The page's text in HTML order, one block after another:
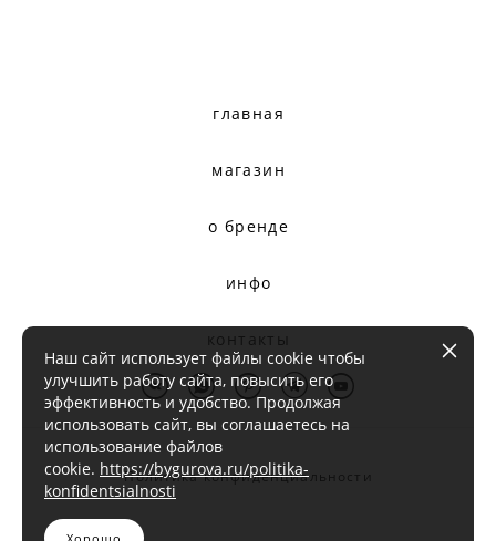
главная
магазин
о бренде
инфо
контакты
Политика конфиденциальности
Наш сайт использует файлы cookie чтобы
улучшить работу сайта, повысить его
эффективность и удобство. Продолжая
использовать сайт, вы соглашаетесь на
использование файлов
cookie. https://bygurova.ru/politika-
konfidentsialnosti